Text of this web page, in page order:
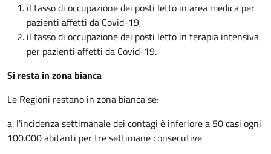
il tasso di occupazione dei posti letto in area medica per
pazienti affetti da Covid-19,
il tasso di occupazione dei posti letto in terapia intensiva
per pazienti affetti da Covid-19.
Si resta in zona bianca
Le Regioni restano in zona bianca se:
a. l'incidenza settimanale dei contagi è inferiore a 50 casi ogni
100.000 abitanti per tre settimane consecutive